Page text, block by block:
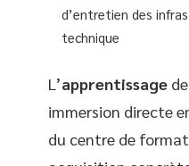
d’entretien des
technique
L’apprentissage
immersion directe
du centre de